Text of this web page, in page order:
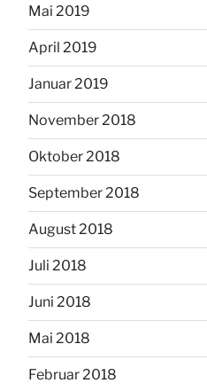
Mai 2019
April 2019
Januar 2019
November 2018
Oktober 2018
September 2018
August 2018
Juli 2018
Juni 2018
Mai 2018
Februar 2018